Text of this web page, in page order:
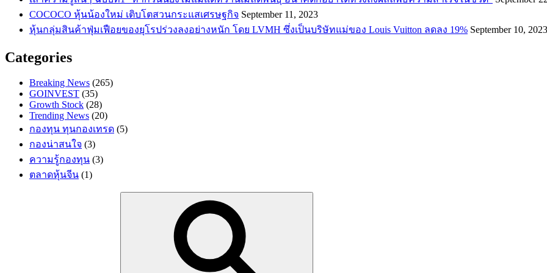
COCOCO หุ้นน้องใหม่ เติบโตสวนกระแสเศรษฐกิจ September 11, 2023
หุ้นกลุ่มสินค้าฟุ่มเฟือยของยุโรปร่วงลงอย่างหนัก โดย LVMH ซึ่งเป็นบริษัทแม่ของ Louis Vuitton ลดลง 19% September 10, 2023
Categories
Breaking News (265)
GOINVEST (35)
Growth Stock (28)
Trending News (20)
กองทุน ทุนกองเทรด (5)
กองน่าสนใจ (3)
ความรู้กองทุน (3)
ตลาดหุ้นจีน (1)